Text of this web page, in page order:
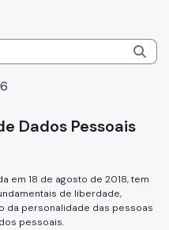
Dados Pessoais
em 18 de agosto de 2018, tem
de liberdade,
da personalidade das pessoas
pessoais.